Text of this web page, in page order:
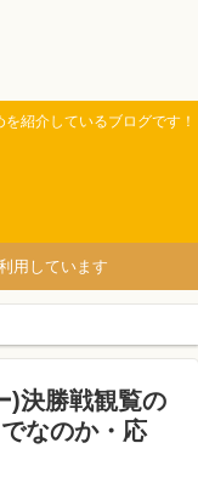
紹介しているブログです！
用しています
)決勝戦観覧の
なのか・応